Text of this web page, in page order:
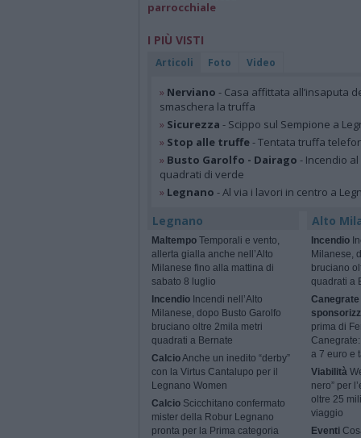
parrocchiale
I PIÙ VISTI
Articoli Foto Video
» Nerviano - Casa affittata all’insaputa
smaschera la truffa
» Sicurezza - Scippo sul Sempione a
» Stop alle truffe- Tentata truffa
» Busto Garolfo - Dairago - Incendio
quadrati di verde
» Legnano - Al via i lavori in centro a
Legnano
Maltempo Temporali e vento,
allerta gialla anche nell’Alto
Milanese fino alla mattina di
sabato 8 luglio
Incendio Incendi nell’Alto
Milanese, dopo Busto Garolfo
bruciano oltre 2mila metri
quadrati a Bernate
CalcioAnche un inedito “derby”
con la Virtus Cantalupo per il
Legnano Women
Calcio Scicchitano confermato
mister della Robur Legnano
pronta per la Prima categoria
Alto
Incendio
Milanese,
bruciano
quadrati a
Canegrate
prima di
a 7 euro e
Viabilità
nero” per
oltre 25
viaggio
Eventi